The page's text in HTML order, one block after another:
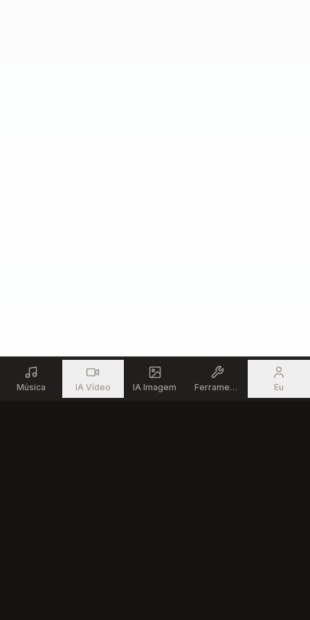
Música IA Vídeo IA Imagem Ferramentas Eu